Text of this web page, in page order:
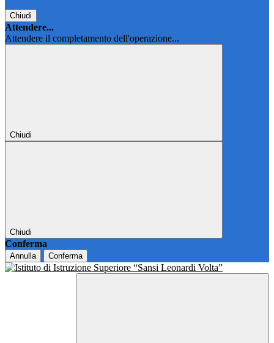
Chiudi
Attendere...
Attendere il completamento dell'operazione...
Chiudi
Chiudi
Conferma
Annulla Conferma